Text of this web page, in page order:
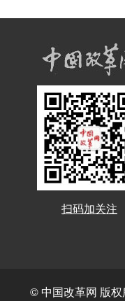
扫码加关注
© 中国改革网 版